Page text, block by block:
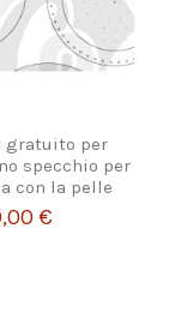
gratuito per
specchio per
con la pelle
€